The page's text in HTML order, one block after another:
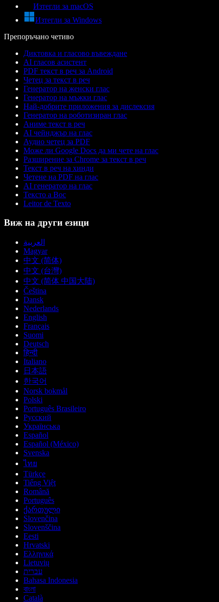
Изтегли за macOS
Изтегли за Windows
Препоръчано четиво
Диктовка и гласово въвеждане
AI гласов асистент
PDF текст в реч за Android
Четец за текст в реч
Генератор на женски глас
Генератор на мъжки глас
Най-добрите приложения за дислексия
Генератор на роботизиран глас
Аниме текст в реч
AI чейнджър на глас
Аудио четец за PDF
Може ли Google Docs да ми чете на глас
Разширение за Chrome за текст в реч
Текст в реч на хинди
Четене на PDF на глас
AI генератор на глас
Тексто а Вос
Leitor de Texto
Виж на други езици
العربية
Magyar
中文 (简体)
中文 (台灣)
中文 (简体 中国大陆)
Čeština
Dansk
Nederlands
English
Français
Suomi
Deutsch
हिन्दी
Italiano
日本語
한국어
Norsk bokmål
Polski
Português Brasileiro
Русский
Українська
Español
Español (México)
Svenska
ไทย
Türkçe
Tiếng Việt
Română
Português
ქართული
Slovenčina
Slovenščina
Eesti
Hrvatski
Ελληνικά
Lietuvių
עברית
Bahasa Indonesia
বাংলা
Català